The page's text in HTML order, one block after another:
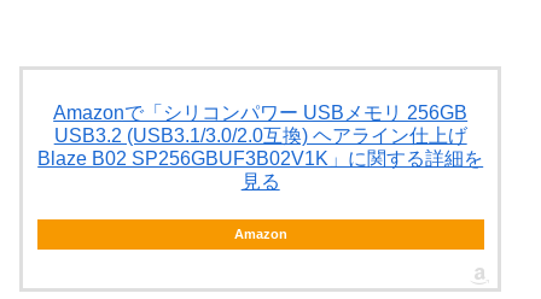
Amazonで「シリコンパワー USBメモリ 256GB
USB3.2 (USB3.1/3.0/2.0互換) ヘアライン仕上げ
Blaze B02 SP256GBUF3B02V1K」に関する詳細を
見る
Amazon